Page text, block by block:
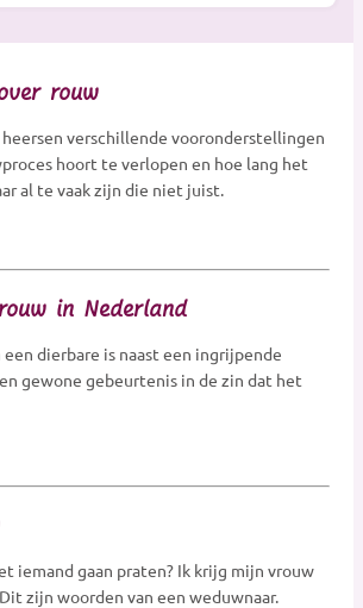
rouw
verschillende vooronderstellingen
hoort te verlopen en hoe lang het
al te vaak zijn die niet juist.
in Nederland
dierbare is naast een ingrijpende
gewone gebeurtenis in de zin dat het
iemand gaan praten? Ik krijg mijn vrouw
zijn woorden van een weduwnaar.